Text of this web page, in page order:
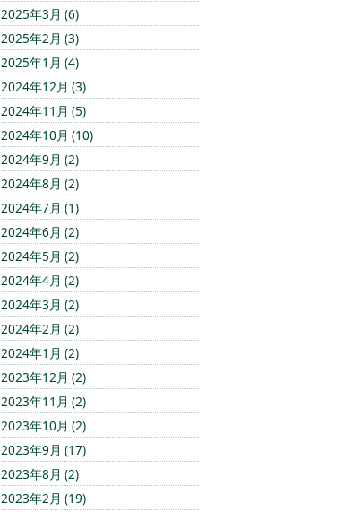
2025年3月 (6)
2025年2月 (3)
2025年1月 (4)
2024年12月 (3)
2024年11月 (5)
2024年10月 (10)
2024年9月 (2)
2024年8月 (2)
2024年7月 (1)
2024年6月 (2)
2024年5月 (2)
2024年4月 (2)
2024年3月 (2)
2024年2月 (2)
2024年1月 (2)
2023年12月 (2)
2023年11月 (2)
2023年10月 (2)
2023年9月 (17)
2023年8月 (2)
2023年2月 (19)